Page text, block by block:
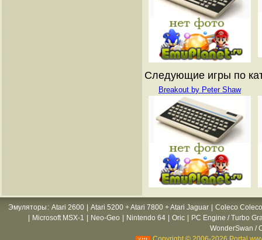
Следующие игры по
Breakout by Peter Shaw
Эмуляторы : Atari 2600 Atari 5200 + Atari 7800 + Atari Jaguar
Coleco
Microsoft MSX-1 Neo-Geo Nintendo 64 Oric
PC Engine / Turbo
WonderSwan /